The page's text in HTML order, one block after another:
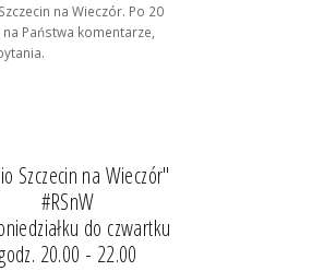
na Wieczór. Po 20
na Państwa komentarze,
Szczecin na Wieczór"
#RSnW
do czwartku
20.00 - 22.00